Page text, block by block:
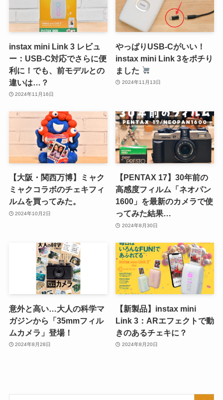
instax mini Link 3 レビュ
ー：USB-C対応でさらに便
利に！でも、前モデルとの
違いは…？
2024年11月16日
やっぱりUSB-Cがいい！
instax mini Link 3をポチり
ました
2024年11月13日
【大阪・関西万博】ミャク
ミャクコラボのチェキフィ
ルムを買ってみた。
2024年10月2日
【PENTAX 17】30年前の
高感度フィルム「ネオパン
1600」を最新のカメラで使
ってみた結果…
2024年8月30日
意外と高い…大人の科学マ
ガジンから「35mmフィル
ムカメラ」登場！
2024年8月28日
【新製品】instax mini
Link 3：ARエフェクトで動
きのあるチェキに？
2024年8月20日